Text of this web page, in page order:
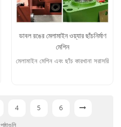
ডাবল রঙের মেলামাইন ওয়্যার ছাঁচনির্মাণ
মেশিন
মেলামাইন মেশিন এবং ছাঁচ কারখানা সরাসরি
4 5 6
পৃষ্ঠাগুলি